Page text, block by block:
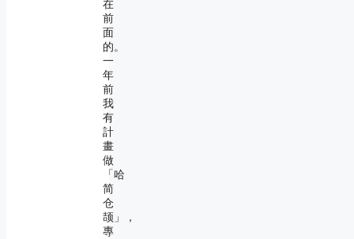
在
前
面
的。
一
年
前
我
有
計
畫
做
「哈
简
仓
颉」，
專